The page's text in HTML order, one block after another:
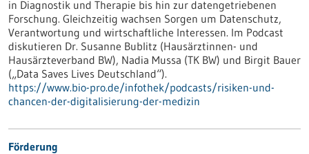
in Diagnostik und Therapie bis hin zur datengetriebenen
Forschung. Gleichzeitig wachsen Sorgen um Datenschutz,
Verantwortung und wirtschaftliche Interessen. Im Podcast
diskutieren Dr. Susanne Bublitz (Hausärztinnen- und
Hausärzteverband BW), Nadia Mussa (TK BW) und Birgit Bauer
(„Data Saves Lives Deutschland“).
https://www.bio-pro.de/infothek/podcasts/risiken-und-
chancen-der-digitalisierung-der-medizin
Förderung